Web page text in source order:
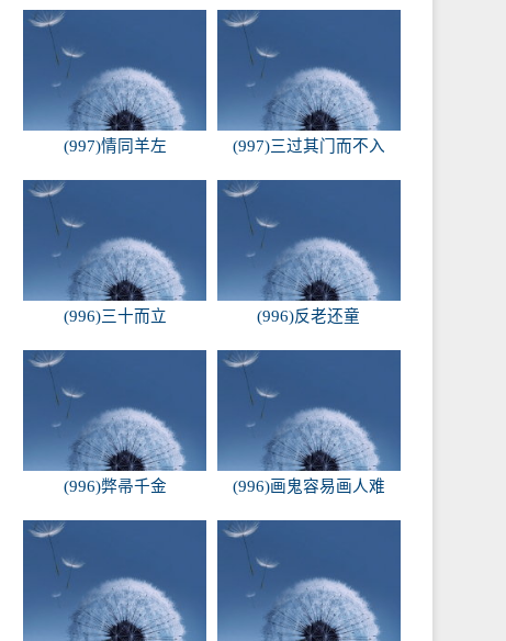
(997)情同羊左 (997)三过其门而不入
(996)三十而立 (996)反老还童
(996)弊帚千金 (996)画鬼容易画人难